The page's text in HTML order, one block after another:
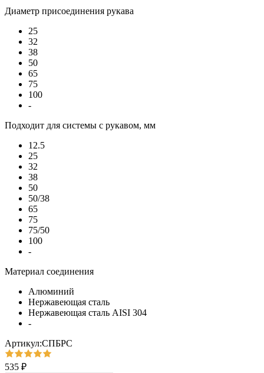
Диаметр присоединения рукава
25
32
38
50
65
75
100
-
Подходит для системы с рукавом, мм
12.5
25
32
38
50
50/38
65
75
75/50
100
-
Материал соединения
Алюминий
Нержавеющая сталь
Нержавеющая сталь AISI 304
-
Артикул:СПБРС
535 ₽